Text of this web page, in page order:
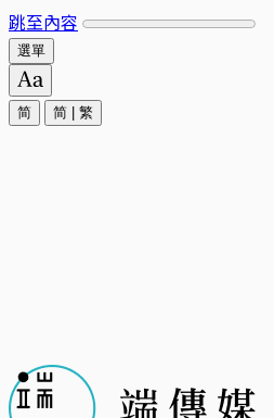
跳至內容
選單
简 简 繁